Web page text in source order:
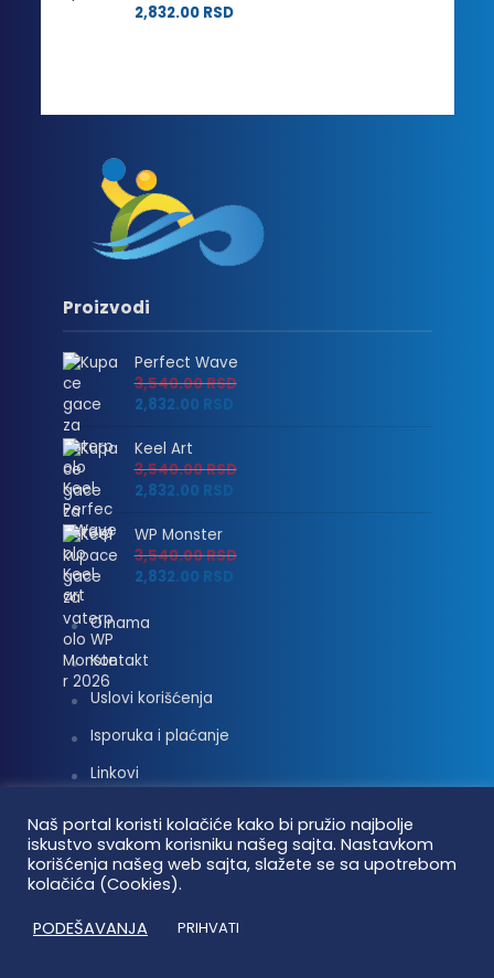
2,832.00 RSD
Proizvodi
Perfect Wave
3,540.00RSD
2,832.00 RSD
Keel Art
3,540.00RSD
2,832.00 RSD
WP Monster
3,540.00RSD
2,832.00 RSD
O nama
Kontakt
Uslovi korišćenja
Isporuka i plaćanje
Linkovi
Vaterpolo vesti © 2026. Sva prava zadržana.
Naš portal koristi kolačiće kako bi pružio najbolje
iskustvo svakom korisniku našeg sajta. Nastavkom
korišćenja našeg web sajta, slažete se sa upotrebom
kolačića (Cookies).
PODEŠAVANJA
PRIHVATI